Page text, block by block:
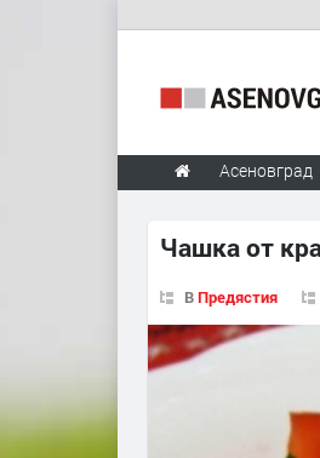
Асеновград
Чашка от
ВПредястия